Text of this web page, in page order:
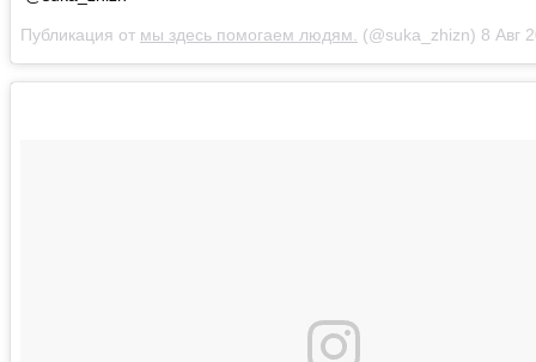
Публикация от мы здесь помогаем людям. (@suka_zhizn) 8 Авг